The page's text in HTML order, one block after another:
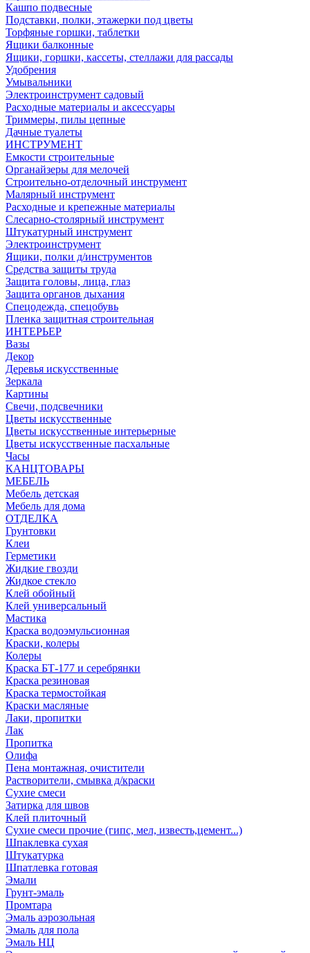
Кашпо подвесные
Подставки, полки, этажерки под цветы
Торфяные горшки, таблетки
Ящики балконные
Ящики, горшки, кассеты, стеллажи для рассады
Удобрения
Умывальники
Электроинструмент садовый
Расходные материалы и аксессуары
Триммеры, пилы цепные
Дачные туалеты
ИНСТРУМЕНТ
Емкости строительные
Органайзеры для мелочей
Строительно-отделочный инструмент
Малярный инструмент
Расходные и крепежные материалы
Слесарно-столярный инструмент
Штукатурный инструмент
Электроинструмент
Ящики, полки д/инструментов
Средства защиты труда
Защита головы, лица, глаз
Защита органов дыхания
Спецодежда, спецобувь
Пленка защитная строительная
ИНТЕРЬЕР
Вазы
Декор
Деревья искусственные
Зеркала
Картины
Свечи, подсвечники
Цветы искусственные
Цветы искусственные интерьерные
Цветы искусственные пасхальные
Часы
КАНЦТОВАРЫ
МЕБЕЛЬ
Мебель детская
Мебель для дома
ОТДЕЛКА
Грунтовки
Клеи
Герметики
Жидкие гвозди
Жидкое стекло
Клей обойный
Клей универсальный
Мастика
Краска водоэмульсионная
Краски, колеры
Колеры
Краска БТ-177 и серебрянки
Краска резиновая
Краска термостойкая
Краски масляные
Лаки, пропитки
Лак
Пропитка
Олифа
Пена монтажная, очистители
Растворители, смывка д/краски
Сухие смеси
Затирка для швов
Клей плиточный
Сухие смеси прочие (гипс, мел, известь,цемент...)
Шпаклевка сухая
Штукатурка
Шпатлевка готовая
Эмали
Грунт-эмаль
Промтара
Эмаль аэрозольная
Эмаль для пола
Эмаль НЦ